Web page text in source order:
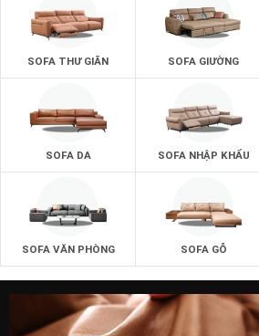
SOFA THƯ GIÃN SOFA GIƯỜNG
SOFA DA SOFA NHẬP KHẨU
SOFA VĂN PHÒNG SOFA GỖ